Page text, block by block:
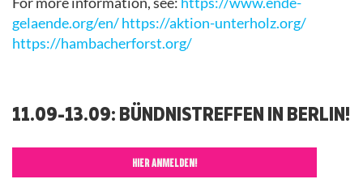
gelaende.org/en/https://aktion-unterholz.org/
https://hambacherforst.org/
11.09-13.09: BÜNDNISTREFFEN IN BERLIN!
HIER ANMELDEN!